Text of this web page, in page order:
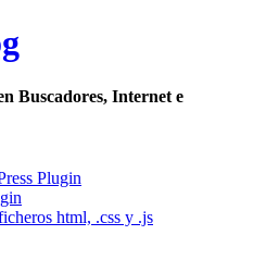
Buscadores, Internet e
Plugin
html, .css y .js